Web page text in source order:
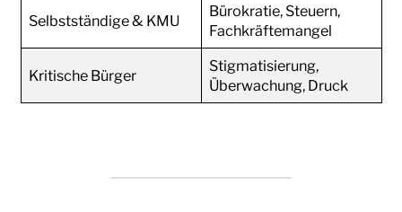
Selbstständige & KMU
Bürokratie, Steuern,
Fachkräftemangel
Kritische Bürger
Stigmatisierung,
Überwachung, Druck